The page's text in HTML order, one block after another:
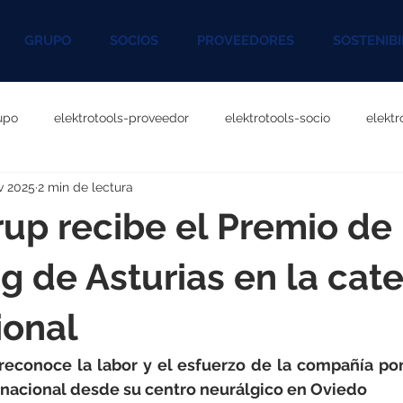
GRUPO SOCIOS PROVEEDORES
elektrotools-proveedor elektrotools-socio
P060000 elektrotools-P027000
P096000 elektrotools-P041000 elektrotools-
P046000
recibe el Premio de
de Asturias en la
2025 2 min de lectura
la labor y el esfuerzo de la compañía
desde su centro neurálgico en Oviedo